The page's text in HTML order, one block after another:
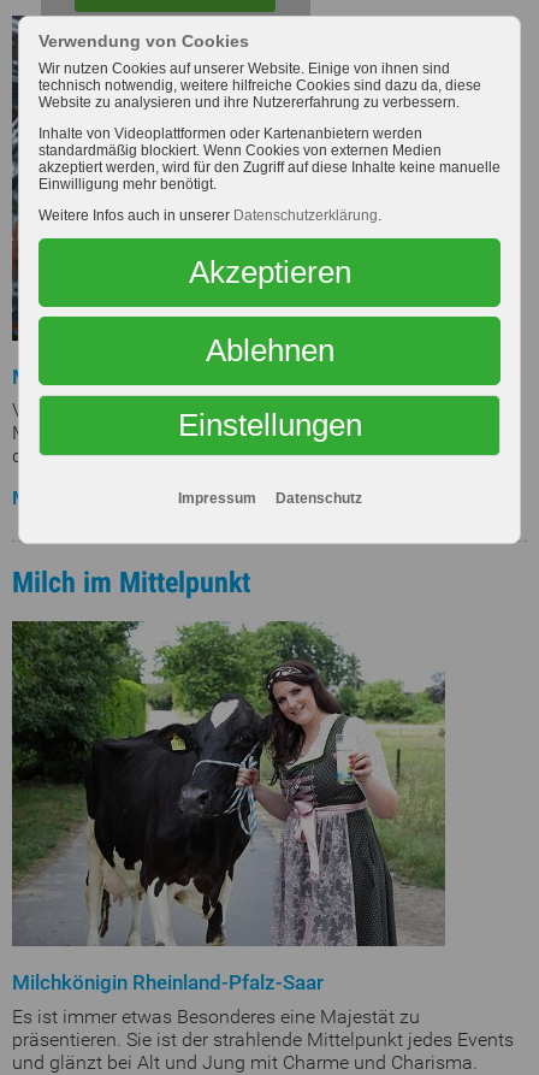
Alle Medien zulassen
Milch ist ein wertvolles Naturprodukt
Von der Abholung des wertvollen Rohstoffs beim
Milchbauern bis zur Auslieferung der fertigen Produkte
durchläuft die Milch zahlreiche Verarbeitungsschritte.
MEHR
Milch im Mittelpunkt
Milchkönigin Rheinland-Pfalz-Saar
Es ist immer etwas Besonderes eine Majestät zu
präsentieren. Sie ist der strahlende Mittelpunkt jedes Events
und glänzt bei Alt und Jung mit Charme und Charisma.
Verwendung von Cookies
Wir nutzen Cookies auf unserer Website. Einige von ihnen sind
technisch notwendig, weitere hilfreiche Cookies sind dazu da, diese
Website zu analysieren und ihre Nutzererfahrung zu verbessern.
Inhalte von Videoplattformen oder Kartenanbietern werden
standardmäßig blockiert. Wenn Cookies von externen Medien
akzeptiert werden, wird für den Zugriff auf diese Inhalte keine manuelle
Einwilligung mehr benötigt.
Weitere Infos auch in unserer Datenschutzerklärung.
Impressum Datenschutz
Einstellungen
Ablehnen
Akzeptieren